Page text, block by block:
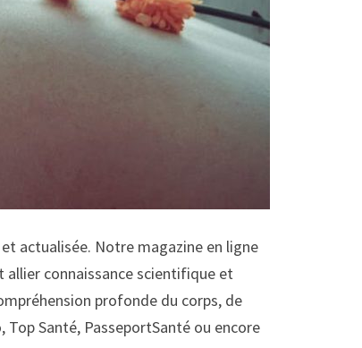
actualisée. Notre magazine en ligne
allier connaissance scientifique et
profonde du corps, de
Santé, PasseportSanté ou encore